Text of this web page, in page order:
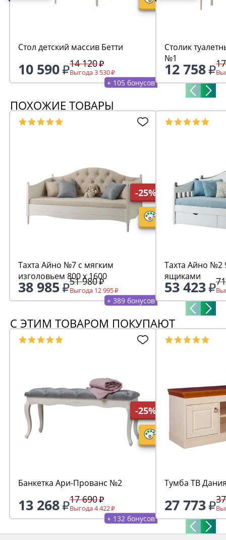
Стол детский массив Бетти
10 590 14 120
Выгода 3 530
+ 105 бонусов
Столик
№1
12 758
ПОХОЖИЕ ТОВАРЫ
-25%
Тахта Айно №7 с мягким
изголовьем 800 х 1600
38 985 51 980
Выгода 12 995
+ 389 бонусов
Тахта Айно №2
ящиками
53 423
С ЭТИМ ТОВАРОМ ПОКУПАЮТ
-25%
Банкетка Ари-Прованс №2
13 268 17 690
Выгода 4 422
+ 132 бонусов
Тумба ТВ
27 773